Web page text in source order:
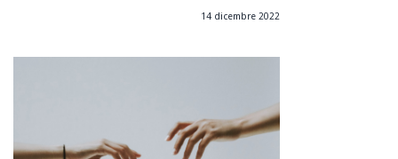
14 dicembre 2022